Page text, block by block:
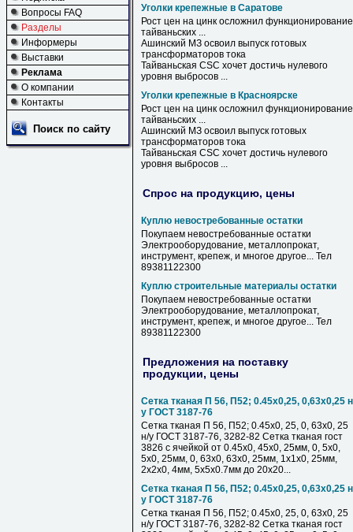
Вопросы FAQ
Разделы
Информеры
Выставки
Реклама
О компании
Контакты
Поиск по сайту
Уголки крепежные в Саратове
Рост цен на цинк осложнил функционирование
тайваньских ...
Ашинский МЗ освоил выпуск готовых
трансформаторов тока
Тайваньская CSC хочет достичь нулевого
уровня выбросов ...
Уголки крепежные в Красноярске
Рост цен на цинк осложнил функционирование
тайваньских ...
Ашинский МЗ освоил выпуск готовых
трансформаторов тока
Тайваньская CSC хочет достичь нулевого
уровня выбросов ...
Спрос на продукцию, цены
Куплю невостребованные остатки
Покупаем невостребованные остатки
Электрооборудование, металлопрокат,
инструмент, крепеж, и многое другое... Тел
89381122300
Куплю строительные материалы остатки
Покупаем невостребованные остатки
Электрооборудование, металлопрокат,
инструмент, крепеж, и многое другое... Тел
89381122300
Предложения на поставку
продукции, цены
Сетка тканая П 56, П52; 0.45х0,25, 0,63х0,25
у ГОСТ 3187-76
Сетка тканая П 56, П52; 0.45х0, 25, 0, 63х0, 25
н/у ГОСТ 3187-76, 3282-82 Сетка тканая гост
3826 с ячейкой от 0.45х0, 45х0, 25мм, 0, 5х0,
5х0, 25мм, 0, 63х0, 63х0, 25мм, 1х1х0, 25мм,
2х2х0, 4мм, 5х5х0.7мм до 20х20...
Сетка тканая П 56, П52; 0.45х0,25, 0,63х0,25
у ГОСТ 3187-76
Сетка тканая П 56, П52; 0.45х0, 25, 0, 63х0, 25
н/у ГОСТ 3187-76, 3282-82 Сетка тканая гост